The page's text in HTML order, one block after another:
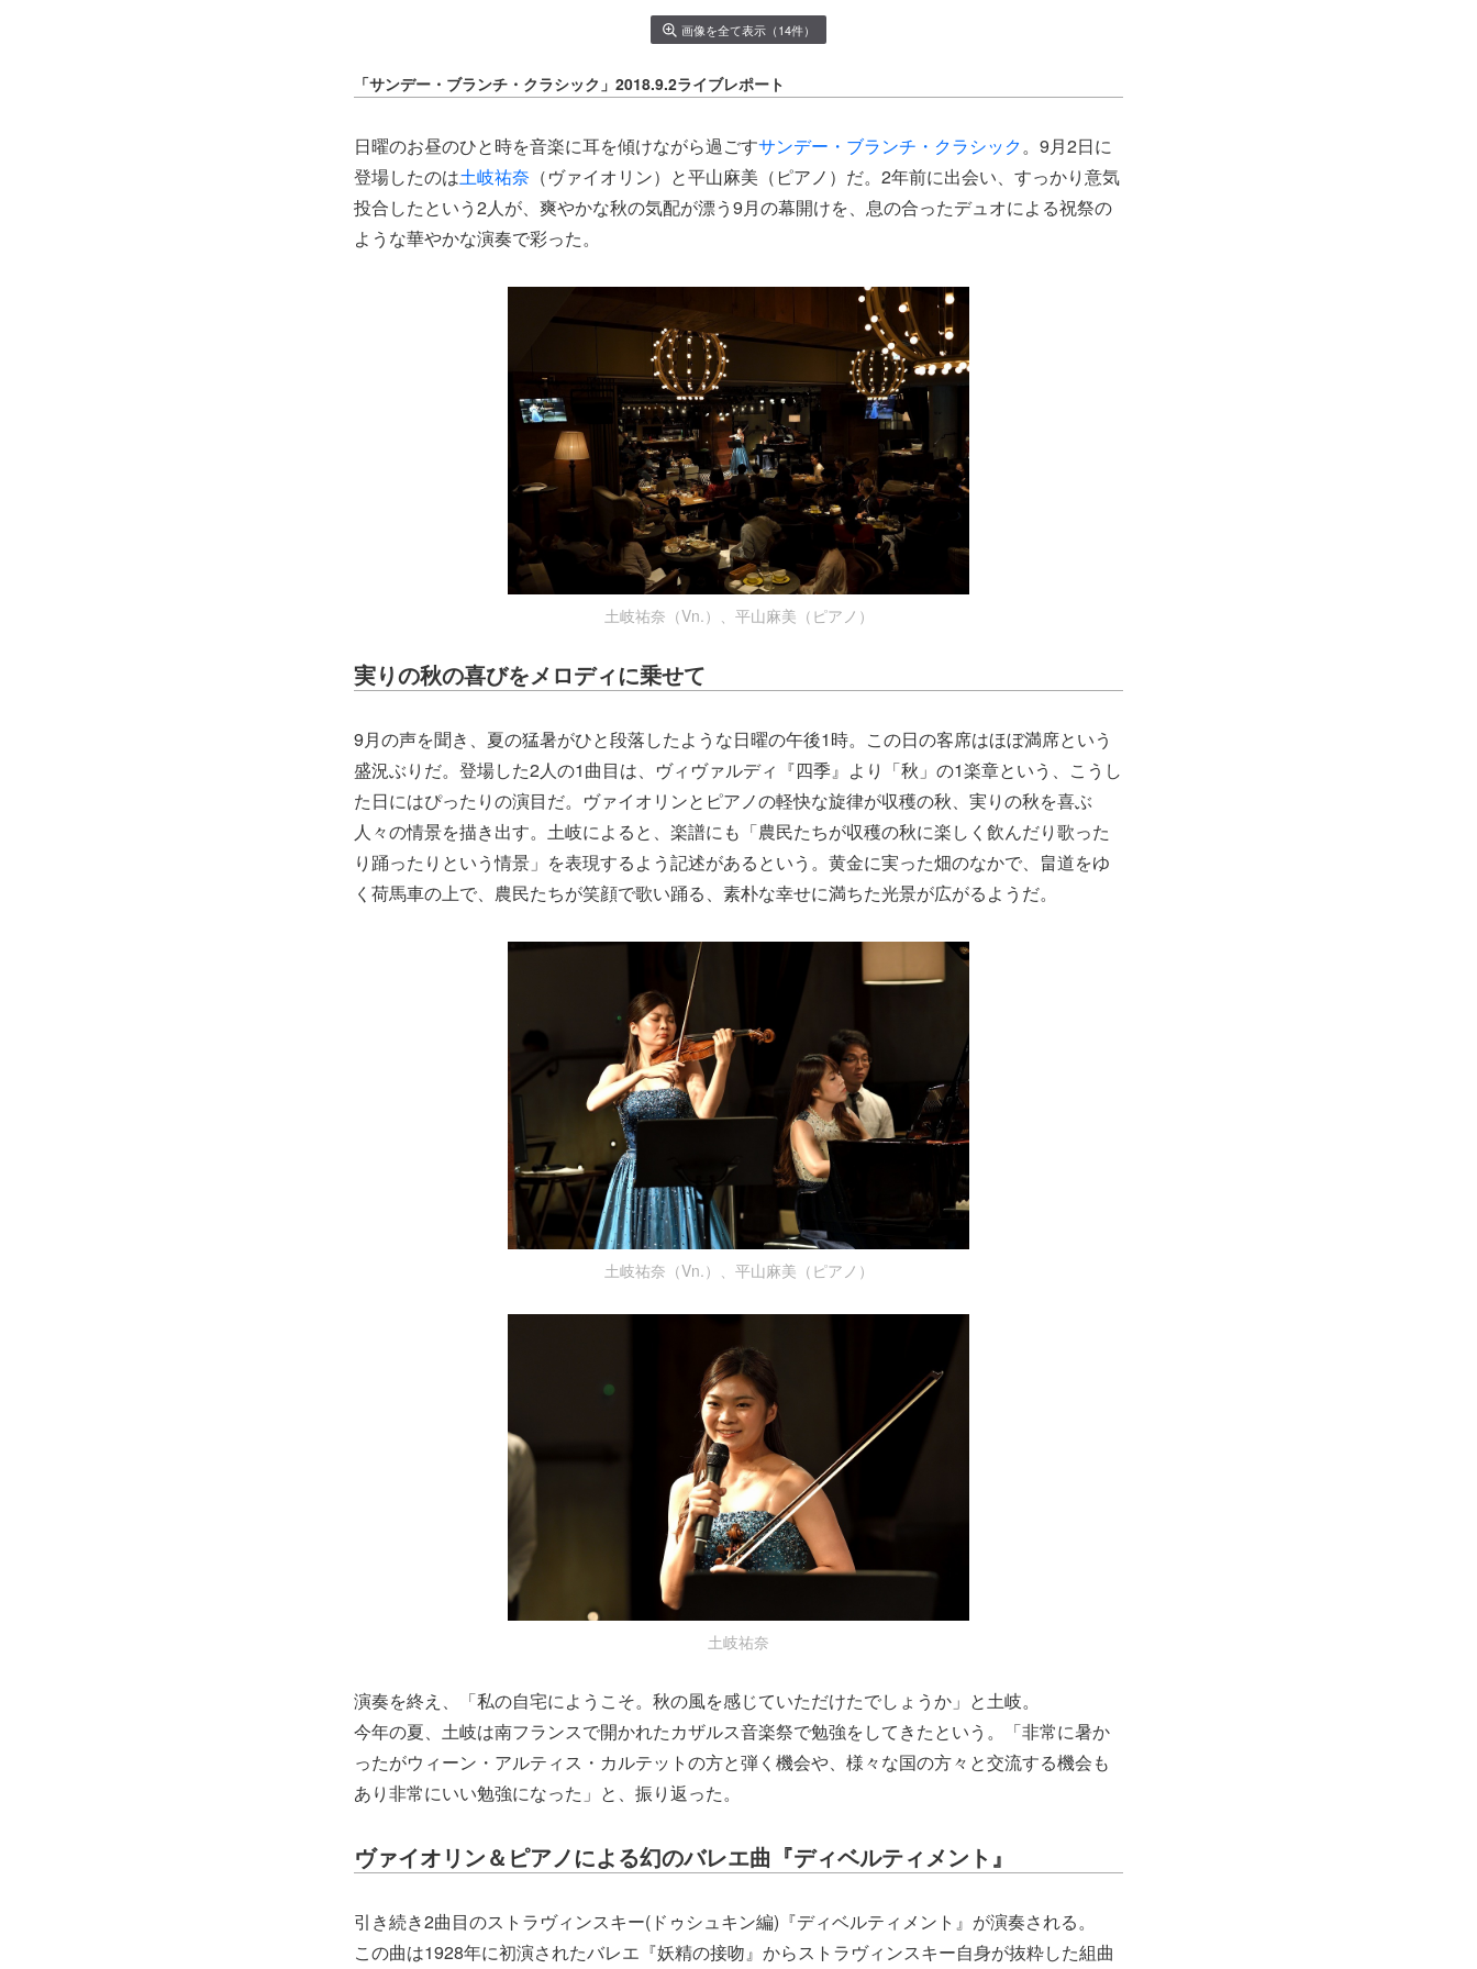
画像を全て表示（14件）
「サンデー・ブランチ・クラシック」2018.9.2ライブレポート
日曜のお昼のひと時を音楽に耳を傾けながら過ごすサンデー・ブランチ・クラシック。9月2日に
登場したのは土岐祐奈 （ヴァイオリン）と平山麻美（ピアノ）だ。2年前に出会い、すっかり意気
投合したという2人が、爽やかな秋の気配が漂う9月の幕開けを、息の合ったデュオによる祝祭の
ような華やかな演奏で彩った。
土岐祐奈（Vn.）、平山麻美（ピアノ）
実りの秋の喜びをメロディに乗せて
9月の声を聞き、夏の猛暑がひと段落したような日曜の午後1時。この日の客席はほぼ満席という
盛況ぶりだ。登場した2人の1曲目は、ヴィヴァルディ『四季』より「秋」の1楽章という、こうし
た日にはぴったりの演目だ。ヴァイオリンとピアノの軽快な旋律が収穫の秋、実りの秋を喜ぶ
人々の情景を描き出す。土岐によると、楽譜にも「農民たちが収穫の秋に楽しく飲んだり歌った
り踊ったりという情景」を表現するよう記述があるという。黄金に実った畑のなかで、畠道をゆ
く荷馬車の上で、農民たちが笑顔で歌い踊る、素朴な幸せに満ちた光景が広がるようだ。
土岐祐奈（Vn.）、平山麻美（ピアノ）
土岐祐奈
演奏を終え、「私の自宅にようこそ。秋の風を感じていただけたでしょうか」と土岐。
今年の夏、土岐は南フランスで開かれたカザルス音楽祭で勉強をしてきたという。「非常に暑か
ったがウィーン・アルティス・カルテットの方と弾く機会や、様々な国の方々と交流する機会も
あり非常にいい勉強になった」と、振り返った。
ヴァイオリン＆ピアノによる幻のバレエ曲『ディベルティメント』
引き続き2曲目のストラヴィンスキー(ドゥシュキン編)『ディベルティメント』が演奏される。
この曲は1928年に初演されたバレエ『妖精の接吻』からストラヴィンスキー自身が抜粋した組曲